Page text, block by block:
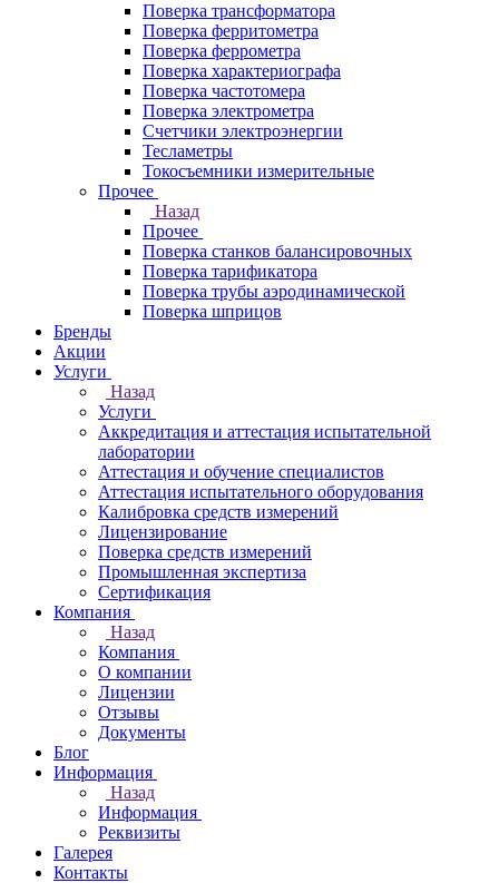
Поверка трансформатора
Поверка ферритометра
Поверка феррометра
Поверка характериографа
Поверка частотомера
Поверка электрометра
Счетчики электроэнергии
Тесламетры
Токосъемники измерительные
Прочее
Назад
Прочее
Поверка станков балансировочных
Поверка тарификатора
Поверка трубы аэродинамической
Поверка шприцов
Бренды
Акции
Услуги
Назад
Услуги
Аккредитация и аттестация испытательной
лаборатории
Аттестация и обучение специалистов
Аттестация испытательного оборудования
Калибровка средств измерений
Лицензирование
Поверка средств измерений
Промышленная экспертиза
Сертификация
Компания
Назад
Компания
О компании
Лицензии
Отзывы
Документы
Блог
Информация
Назад
Информация
Реквизиты
Галерея
Контакты